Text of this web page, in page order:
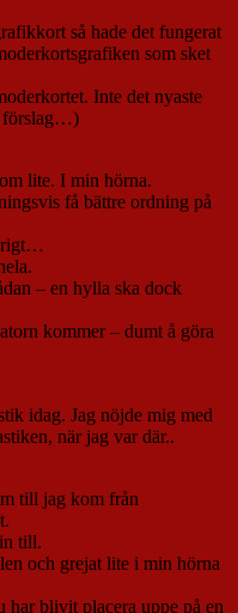
så hade det fungerat
som sket
Inte det nyaste
förslag…)
lite. I min hörna.
få bättre ordning på
– en hylla ska dock
kommer – dumt å göra
idag. Jag nöjde mig med
när jag var där..
till jag kom från
till.
och grejat lite i min hörna
har blivit placera uppe på en